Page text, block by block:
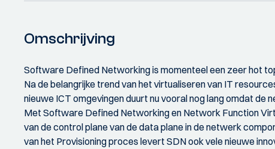
Omschrijving
Software Defined Networking is momenteel een zeer hot
Na de belangrijke trend van het virtualiseren van IT
nieuwe ICT omgevingen duurt nu vooral nog lang omdat
Met Software Defined Networking en Network Function
van de control plane van de data plane in de netwerk
van het Provisioning proces levert SDN ook vele nieuwe